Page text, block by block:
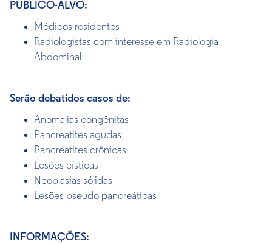
PÚBLICO-ALVO:
Médicos residentes
Radiologistas com interesse em Radiologia
Abdominal
Serão debatidos casos de:
Anomalias congênitas
Pancreatites agudas
Pancreatites crônicas
Lesões císticas
Neoplasias sólidas
Lesões pseudo pancreáticas
INFORMAÇÕES: